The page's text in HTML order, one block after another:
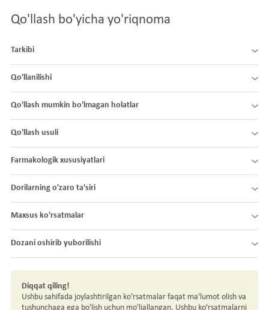
Qo'llash bo'yicha yo'riqnoma
Tarkibi
Qo'llanilishi
Qo'llash mumkin bo'lmagan holatlar
Qo'llash usuli
Farmakologik xususiyatlari
Dorilarning o'zaro ta'siri
Maxsus ko'rsatmalar
Dozani oshirib yuborilishi
Diqqat qiling!
Ushbu sahifada joylashtirilgan ko'rsatmalar faqat ma'lumot olish va
tushunchaga ega bo'lish uchun mo'ljallangan. Ushbu ko'rsatmalarni